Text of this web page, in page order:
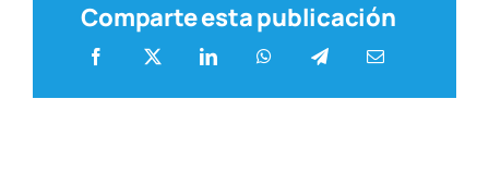
Comparte esta publicación